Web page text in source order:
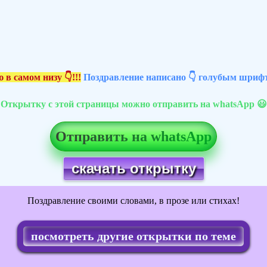
самом низу 👇!!! Поздравление написано 👇 голубым
Открытку с этой страницы можно отправить на whatsApp 😃
Отправить на whatsApp
скачать открытку
Поздравление своими словами, в прозе или стихах!
посмотреть другие открытки по теме